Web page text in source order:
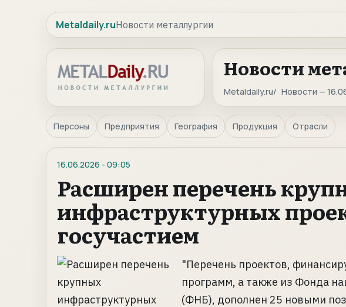
Metaldaily.ruНовости металлургии
Новости
Metaldaily.ru Новости —
Персоны Предприятия География Продукция Отрасли
16.06.2026 - 09:05
Расширен перечень
инфраструктурных
госучастием
"Перечень проектов,
программ, а также из Фонда
(ФНБ), дополнен 25 новыми